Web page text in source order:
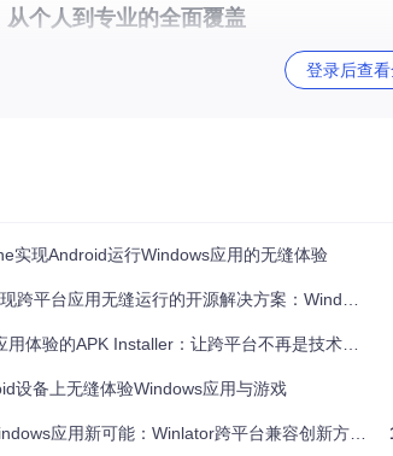
个人到专业的全面覆盖
Office软件处理复杂文档，支持宏和VBA脚本，无
创作工具
编辑软件进行素材处理，开发者能运行轻量级IDE
步启动你的第一个Windows应用
传统方案 Winlator
登录后查
实现Android运行Windows应用的无缝体验
无缝运行的开源解决方案：Windows与Android如何打破系统边界？
体验的APK Installer：让跨平台不再是技术壁垒
设备上无缝体验Windows应用与游戏
应用新可能：Winlator跨平台兼容创新方案深度解析